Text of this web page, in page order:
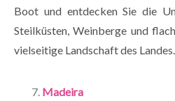
Boot und entdecken Sie die
Steilküsten, Weinberge und
vielseitige Landschaft des Landes.
Madeira